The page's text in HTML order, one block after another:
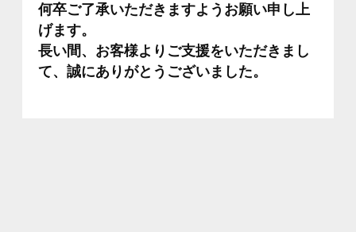
何卒ご了承いただきますようお願い申し上
げます。
長い間、お客様よりご支援をいただきまし
て、誠にありがとうございました。